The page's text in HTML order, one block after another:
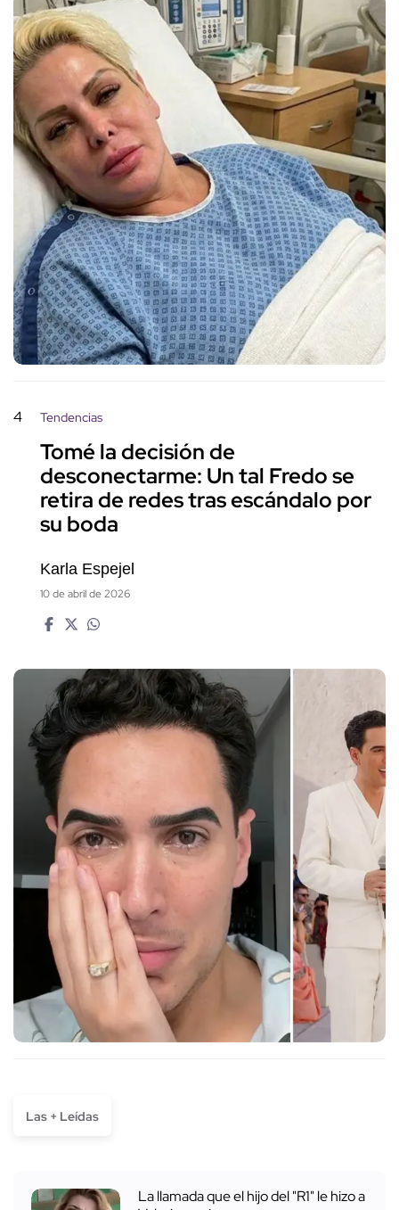
4 Tendencias
Tomé la decisión de
desconectarme: Un tal Fredo se
retira de redes tras escándalo por
su boda
Karla Espejel
10 de abril de 2026
Las + Leídas
La llamada que el hijo del "R1" le hizo a